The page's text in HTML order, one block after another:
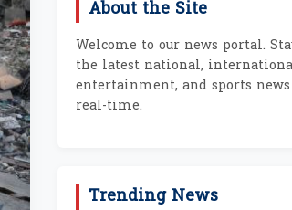
About the Site
Welcome to our news portal.
the latest national,
entertainment, and sports
real-time.
Trending News